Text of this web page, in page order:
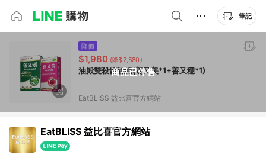
筆記
商品已停售
降價
$1,980 (降$2,580)
油殿雙殺體驗組(善又美*1+善又穩*1)
EatBLISS 益比喜官方網站
EatBLISS 益比喜官方網站